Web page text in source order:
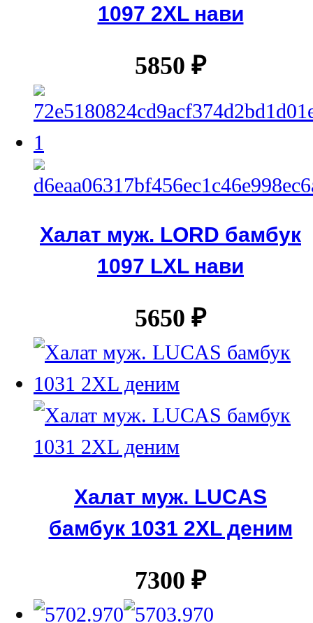
1097 2XL нави
5850 ₽
Халат муж. LORD бамбук
1097 LXL нави
5650 ₽
Халат муж. LUCAS
бамбук 1031 2XL деним
7300 ₽